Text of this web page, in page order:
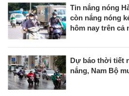
Tin nắng nóng
còn nắng nóng
hôm nay trên cả
Dự báo thời tiết
nắng, Nam Bộ